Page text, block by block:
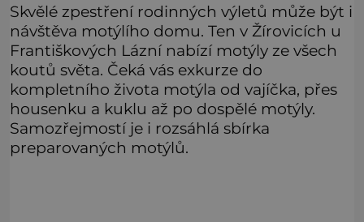
Skvělé zpestření rodinných výletů může být i
návštěva motýlího domu. Ten v Žírovicích u
Františkových Lázní nabízí motýly ze všech
koutů světa. Čeká vás exkurze do
kompletního života motýla od vajíčka, přes
housenku a kuklu až po dospělé motýly.
Samozřejmostí je i rozsáhlá sbírka
preparovaných motýlů.